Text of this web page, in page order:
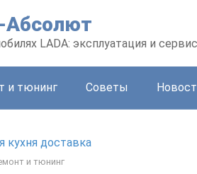
Абсолют
LADA: эксплуатация и сервис
и тюнинг Советы
кухня доставка
и тюнинг